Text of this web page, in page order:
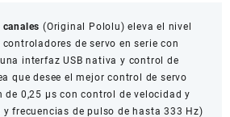
canales(Original Pololu) eleva el nivel
de servo en serie con
interfaz USB nativa y control de
que desee el mejor control de servo
de 0,25 μs con control de velocidad y
frecuencias de pulso de hasta 333 Hz)